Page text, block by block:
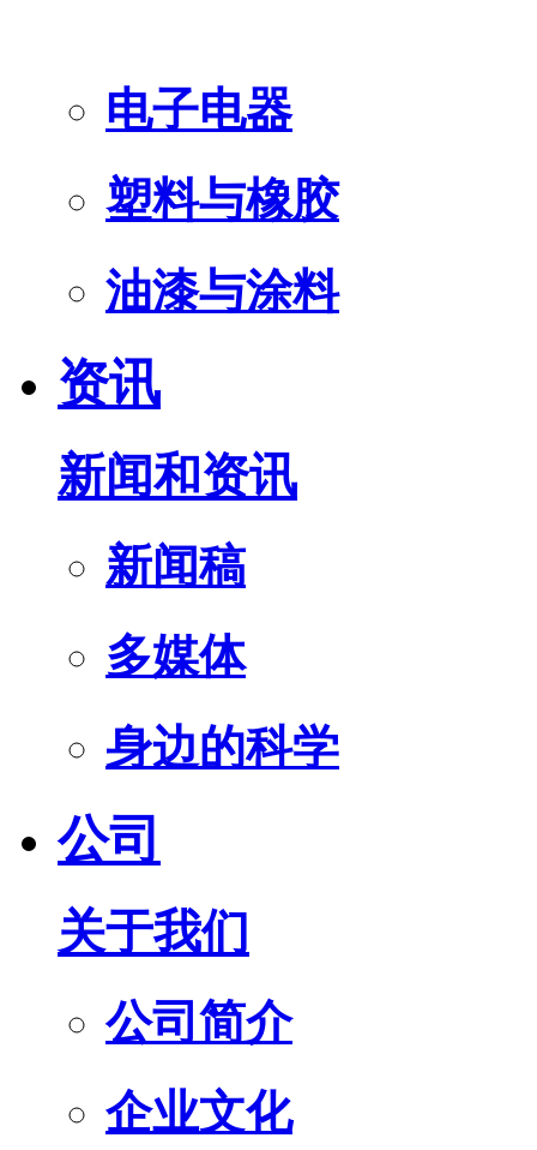
电子电器
塑料与橡胶
油漆与涂料
资讯
新闻和资讯
新闻稿
多媒体
身边的科学
公司
关于我们
公司简介
企业文化